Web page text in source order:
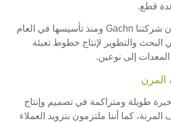
قطع.
كما تجدر الإشارة إلى أن شركتنا Gachn ومنذ تأسيسها في العام
البحث والتطوير لإنتاج خطوط تعبئة
إلى نوعين.
المرن
تمتلك شركتنا Gachn خبرة طويلة ومتراكمة في تصميم وإنتاج
كما أننا ملتزمون بتزويد العملاء